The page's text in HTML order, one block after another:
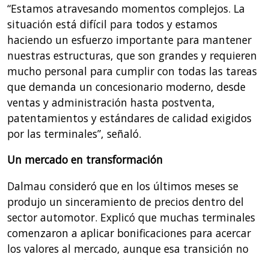
“Estamos atravesando momentos complejos. La
situación está difícil para todos y estamos
haciendo un esfuerzo importante para mantener
nuestras estructuras, que son grandes y requieren
mucho personal para cumplir con todas las tareas
que demanda un concesionario moderno, desde
ventas y administración hasta postventa,
patentamientos y estándares de calidad exigidos
por las terminales”, señaló.
Un mercado en transformación
Dalmau consideró que en los últimos meses se
produjo un sinceramiento de precios dentro del
sector automotor. Explicó que muchas terminales
comenzaron a aplicar bonificaciones para acercar
los valores al mercado, aunque esa transición no